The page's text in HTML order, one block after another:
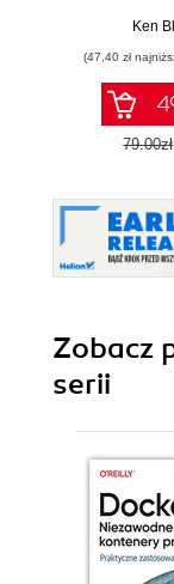
Ken
(47,40 zł
79.00zł
Zobacz
serii